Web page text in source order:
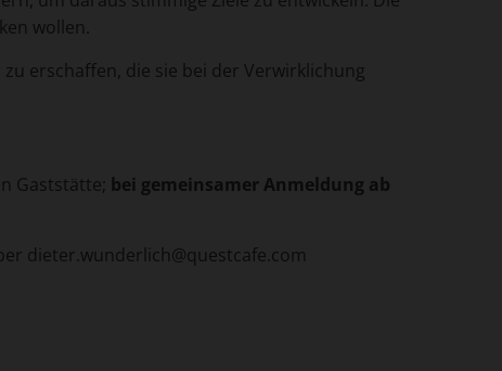
wollen.
erschaffen, die sie bei der Verwirklichung
Gaststätte; bei gemeinsamer Anmeldung ab
dieter.wunderlich@questcafe.com